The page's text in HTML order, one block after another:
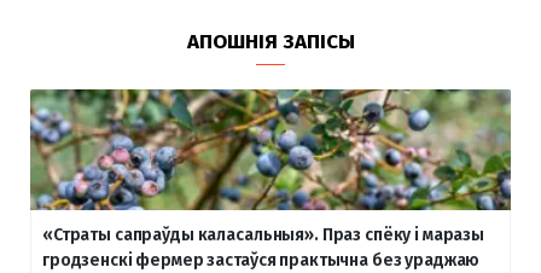
АПОШНІЯ ЗАПІСЫ
«Страты сапраўды каласальныя». Праз спёку і маразы
гродзенскі фермер застаўся практычна без ураджаю